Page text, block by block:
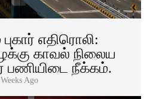
எதிரொலி:
காவல் நிலைய
பணியிடை நீக்கம்.
Ago